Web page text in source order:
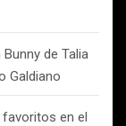
Bunny de Talia
Galdiano
en el